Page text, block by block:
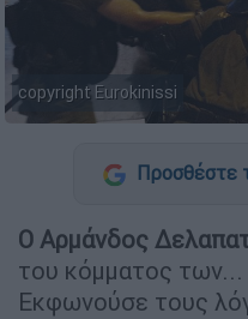
copyright Eurokinissi
Προσθέστε
Ο Αρμάνδος
του κόμματος
Εκφωνούσε τους